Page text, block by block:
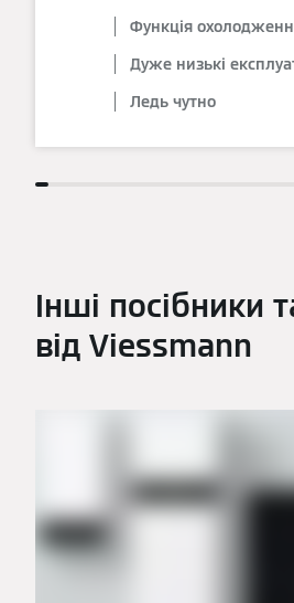
Функція
Дуже низькі
Ледь чутно
Інші посібники
від Viessmann